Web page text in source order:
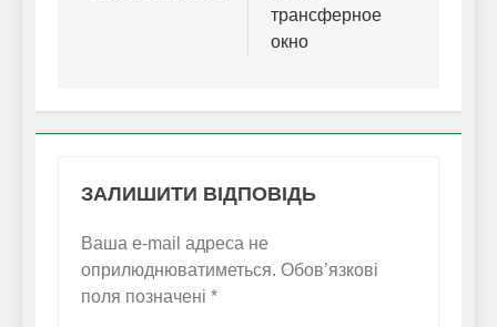
трансферное
окно
ЗАЛИШИТИ ВІДПОВІДЬ
Ваша e-mail адреса не
оприлюднюватиметься. Обов’язкові
поля позначені *